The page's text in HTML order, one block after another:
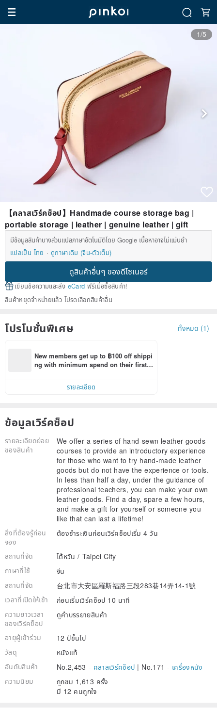
1/5
【คลาสเวิร์คช็อป】Handmade course storage bag |
portable storage | leather | genuine leather | gift
มีข้อมูลสินค้าบางส่วนแปลภาษาอัตโนมัติโดย Google เนื้อหาอาจไม่แม่นยำ
แปลเป็น ไทย
ดูภาษาเดิม (จีน-ตัวเต็ม)
ดูสินค้าอื่นๆ ของดีไซเนอร์
เขียนข้อความและส่ง eCard ฟรีเมื่อซื้อสินค้า!
สินค้าหยุดจำหน่ายแล้ว โปรดเลือกสินค้าอื่น
โปรโมชั่นพิเศษ ทั้งหมด (1)
New members get up to ฿100 off shippi
ng with minimum spend on their first P
รายละเอียด
ข้อมูลเวิร์คช็อป
รายละเอียดย่อย
ของสินค้า
We offer a series of hand-sewn leather goods
courses to provide an introductory experience
for those who want to try hand-made leather
goods but do not have the experience or tools.
In less than half a day, under the guidance of
professional teachers, you can make your own
leather goods. Find a day, spare a few hours,
and make a gift for yourself or someone you
like that can last a lifetime!
สิ่งที่ต้องรู้ก่อน
จอง
ต้องชำระเงินก่อนเวิร์คช็อปเริ่ม 4 วัน
สถานที่จัด
ไต้หวัน / Taipei City
ภาษาที่ใช้
จีน
สถานที่จัด
台北市大安區羅斯福路三段283巷14弄14-1號
เวลาที่เปิดให้เข้า
ก่อนเริ่มเวิร์คช็อป 10 นาที
ความยาวเวลา
ของเวิร์คช็อป
ดูคำบรรยายสินค้า
อายุผู้เข้าร่วม
12 ปีขึ้นไป
วัสดุ
หนังแท้
อันดับสินค้า
No.2,453 - คลาสเวิร์คช็อป | No.171 - เครื่องหนัง
ความนิยม
ถูกชม 1,613 ครั้ง
มี 12 คนถูกใจ